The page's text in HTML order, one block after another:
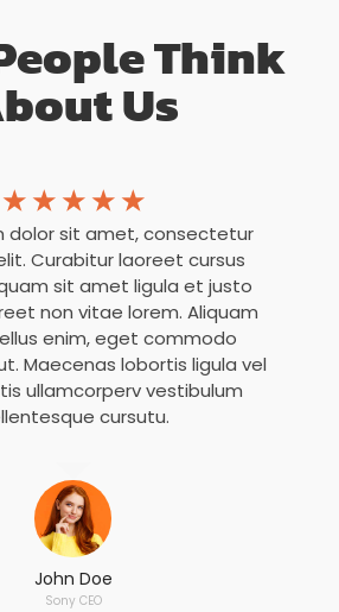
Think
Us
John Doe
Sony CEO
☆ ☆ ☆ ☆ ☆
dolor sit amet, consectetur
Curabitur laoreet cursus
sit amet ligula et justo
non vitae lorem. Aliquam
enim, eget commodo
Maecenas lobortis ligula vel
ullamcorperv vestibulum
cursutu.